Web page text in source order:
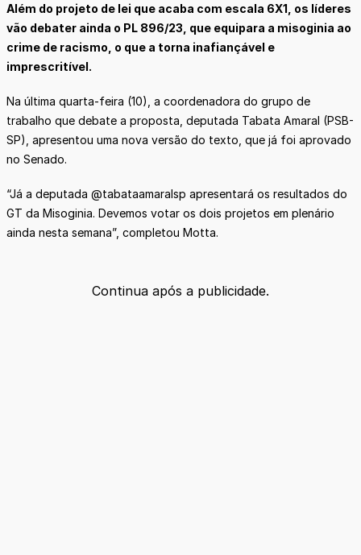
Além do projeto de lei que acaba com escala 6X1, os líderes
vão debater ainda o PL 896/23, que equipara a misoginia ao
crime de racismo, o que a torna inafiançável e
imprescritível.
Na última quarta-feira (10), a coordenadora do grupo de
trabalho que debate a proposta, deputada Tabata Amaral (PSB-
SP), apresentou uma nova versão do texto, que já foi aprovado
no Senado.
“Já a deputada @tabataamaralsp apresentará os resultados do
GT da Misoginia. Devemos votar os dois projetos em plenário
ainda nesta semana”, completou Motta.
Continua após a publicidade.